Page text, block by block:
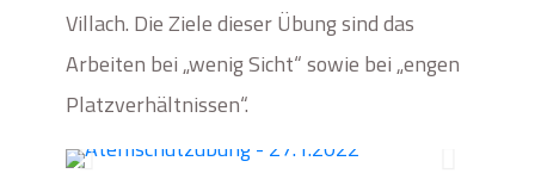
Villach. Die Ziele dieser Übung sind das
Arbeiten bei „wenig Sicht“ sowie bei „engen
Platzverhältnissen“.